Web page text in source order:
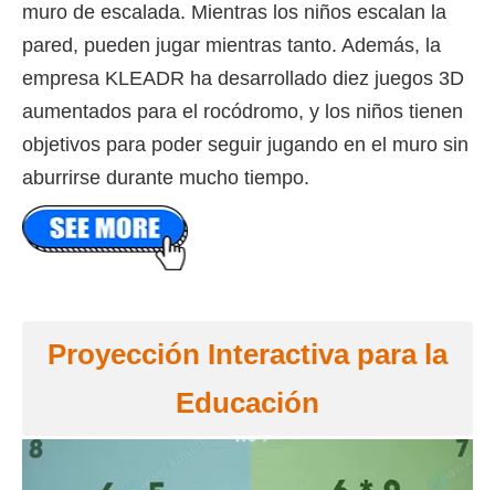
muro de escalada. Mientras los niños escalan la
pared, pueden jugar mientras tanto. Además, la
empresa KLEADR ha desarrollado diez juegos 3D
aumentados para el rocódromo, y los niños tienen
objetivos para poder seguir jugando en el muro sin
aburrirse durante mucho tiempo.
Proyección Interactiva para la
Educación